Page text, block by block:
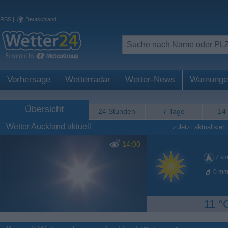
RSS | Deutschland
Vorhersage Wetterradar Wetter-News
Übersicht 24 Stunden 7 Tage 14
Wetter Auckland aktuell zuletzt aktualisiert
14:00
7
0
11